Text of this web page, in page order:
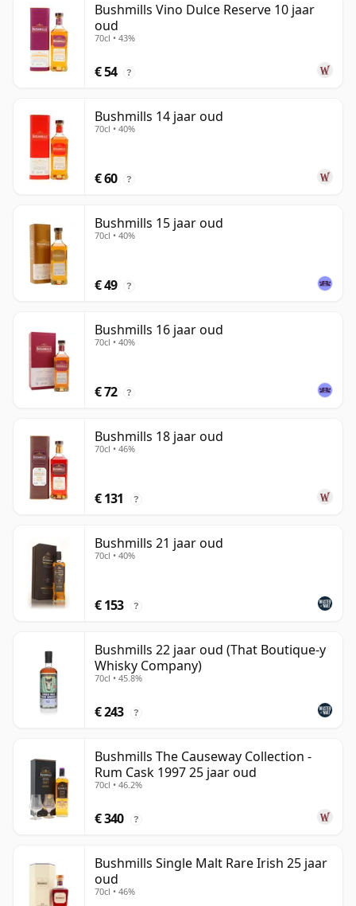
Bushmills Vino Dulce Reserve 10 jaar
oud
70cl • 43%
€ 54 ?
Bushmills 14 jaar oud
70cl • 40%
€ 60 ?
Bushmills 15 jaar oud
70cl • 40%
€ 49 ?
Bushmills 16 jaar oud
70cl • 40%
€ 72 ?
Bushmills 18 jaar oud
70cl • 46%
€ 131 ?
Bushmills 21 jaar oud
70cl • 40%
€ 153 ?
Bushmills 22 jaar oud (That Boutique-y
Whisky Company)
70cl • 45.8%
€ 243 ?
Bushmills The Causeway Collection -
Rum Cask 1997 25 jaar oud
70cl • 46.2%
€ 340 ?
Bushmills Single Malt Rare Irish 25 jaar
oud
70cl • 46%